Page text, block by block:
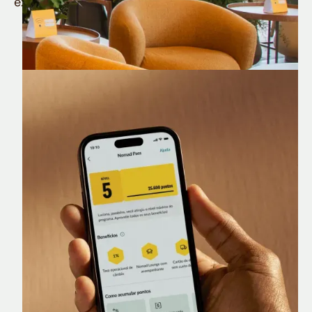
Nomad Lounge
Sala VIP no Aeroporto de Guarulhos